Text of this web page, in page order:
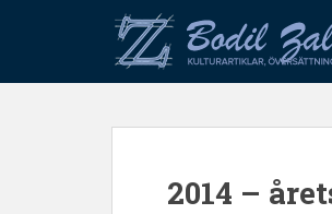
p
2014 –